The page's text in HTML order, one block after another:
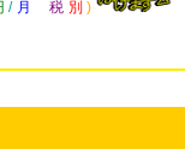
/ 月 税 別 )